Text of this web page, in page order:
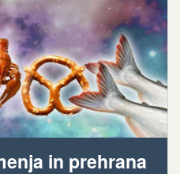
in prehrana